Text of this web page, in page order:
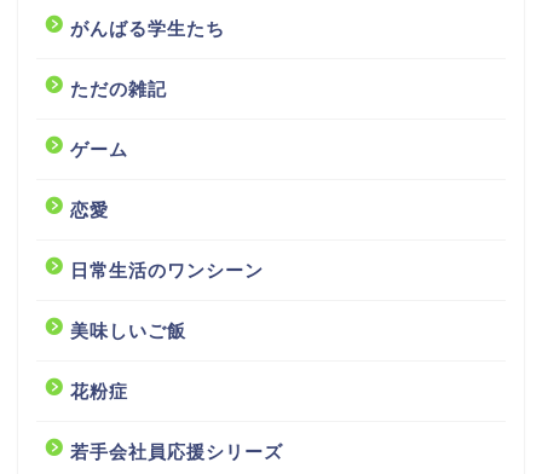
がんばる学生たち
ただの雑記
ゲーム
恋愛
日常生活のワンシーン
美味しいご飯
花粉症
若手会社員応援シリーズ